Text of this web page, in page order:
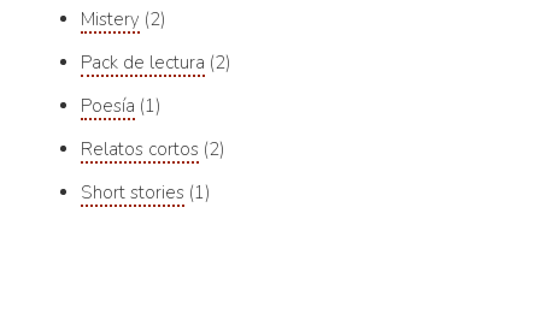
Mistery 2
Pack de lectura 2
Poesía 1
Relatos cortos 2
Short stories 1